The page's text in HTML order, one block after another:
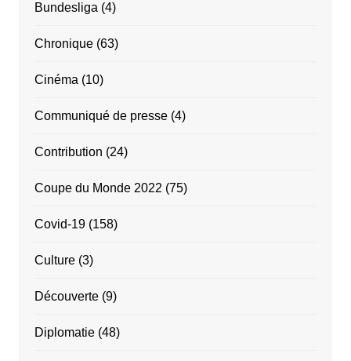
Bundesliga (4)
Chronique(63)
Cinéma (10)
Communiqué de presse(4)
Contribution (24)
Coupe du Monde 2022 (75)
Covid-19(158)
Culture(3)
Découverte(9)
Diplomatie(48)